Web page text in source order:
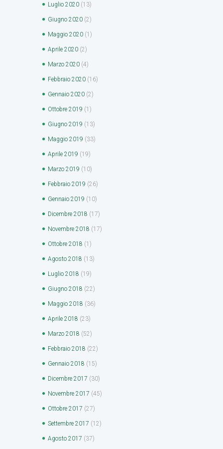
Luglio 2020 (13)
Giugno 2020 (2)
Maggio 2020 (1)
Aprile 2020 (2)
Marzo 2020 (4)
Febbraio 2020 (16)
Gennaio 2020 (2)
Ottobre 2019 (1)
Giugno 2019 (13)
Maggio 2019 (33)
Aprile 2019 (19)
Marzo 2019 (10)
Febbraio 2019 (26)
Gennaio 2019 (10)
Dicembre 2018 (17)
Novembre 2018 (17)
Ottobre 2018 (1)
Agosto 2018 (13)
Luglio 2018 (19)
Giugno 2018 (22)
Maggio 2018 (36)
Aprile 2018 (23)
Marzo 2018 (52)
Febbraio 2018 (22)
Gennaio 2018 (15)
Dicembre 2017 (30)
Novembre 2017 (45)
Ottobre 2017 (27)
Settembre 2017 (12)
Agosto 2017 (37)